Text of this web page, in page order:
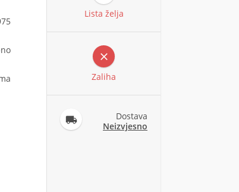
Lista želja

Zaliha

Dostava
Neizvjesno